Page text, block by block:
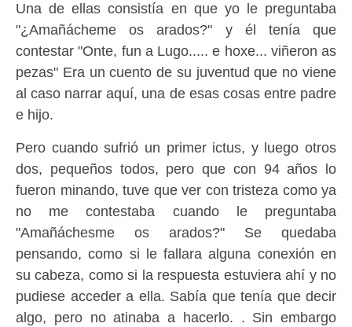
Una de ellas consistía en que yo le preguntaba
"¿Amañácheme os arados?" y él tenía que
contestar "Onte, fun a Lugo..... e hoxe... viñeron as
pezas" Era un cuento de su juventud que no viene
al caso narrar aquí, una de esas cosas entre padre
e hijo.
Pero cuando sufrió un primer ictus, y luego otros
dos, pequeños todos, pero que con 94 años lo
fueron minando, tuve que ver con tristeza como ya
no me contestaba cuando le preguntaba
"Amañáchesme os arados?" Se quedaba
pensando, como si le fallara alguna conexión en
su cabeza, como si la respuesta estuviera ahí y no
pudiese acceder a ella. Sabía que tenía que decir
algo, pero no atinaba a hacerlo. . Sin embargo